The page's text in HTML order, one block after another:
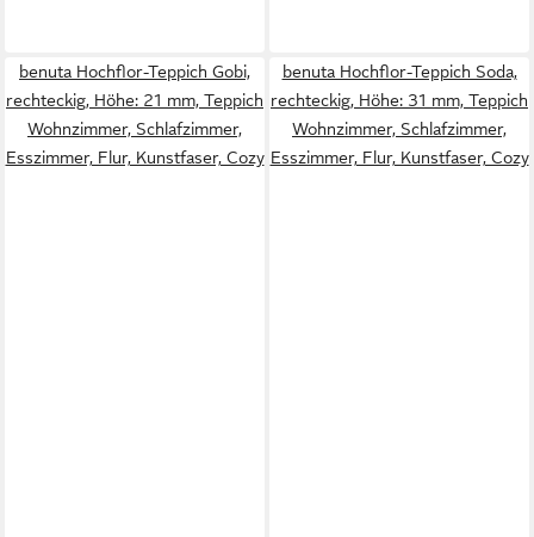
benuta Hochflor-Teppich Gobi,
rechteckig, Höhe: 21 mm, Teppich
Wohnzimmer, Schlafzimmer,
Esszimmer, Flur, Kunstfaser, Cozy
benuta Hochflor-Teppich Soda,
rechteckig, Höhe: 31 mm, Teppich
Wohnzimmer, Schlafzimmer,
Esszimmer, Flur, Kunstfaser, Cozy